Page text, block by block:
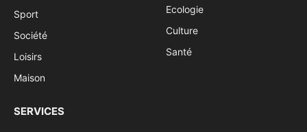
Sport
Société
Loisirs
Maison
Ecologie
Culture
Santé
SERVICES